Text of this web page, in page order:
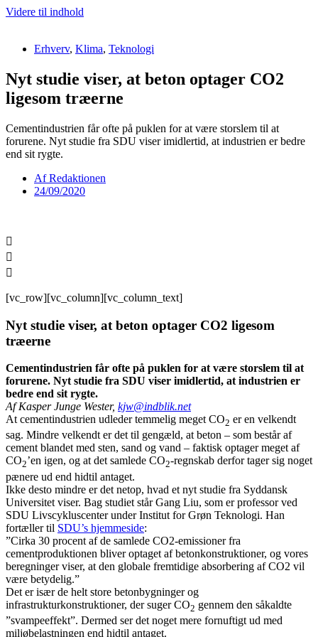
Videre til indhold
Erhverv, Klima, Teknologi
Nyt studie viser, at beton optager CO2
ligesom træerne
Cementindustrien får ofte på puklen for at være storslem til at
forurene. Nyt studie fra SDU viser imidlertid, at industrien er bedre
end sit rygte.
AfRedaktionen
24/09/2020
[vc_row][vc_column][vc_column_text]
Nyt studie viser, at beton optager CO2 ligesom
træerne
Cementindustrien får ofte på puklen for at være storslem til at
forurene. Nyt studie fra SDU viser imidlertid, at industrien er
bedre end sit rygte.
Af Kasper Junge Wester, kjw@indblik.net
At cementindustrien udleder temmelig meget CO2 er en velkendt
sag. Mindre velkendt er det til gengæld, at beton – som består af
cement blandet med sten, sand og vand – faktisk optager meget af
CO2’en igen, og at det samlede CO2-regnskab derfor tager sig noget
pænere ud end hidtil antaget.
Ikke desto mindre er det netop, hvad et nyt studie fra Syddansk
Universitet viser. Bag studiet står Gang Liu, som er professor ved
SDU Livscykluscenter under Institut for Grøn Teknologi. Han
fortæller til SDU’s hjemmeside:
”Cirka 30 procent af de samlede CO2-emissioner fra
cementproduktionen bliver optaget af betonkonstruktioner, og vores
beregninger viser, at den globale fremtidige absorbering af CO2 vil
være betydelig.”
Det er især de helt store betonbygninger og
infrastrukturkonstruktioner, der suger CO2 gennem den såkaldte
”svampeeffekt”. Dermed ser det noget mere fornuftigt ud med
miljøbelastningen end hidtil antaget.